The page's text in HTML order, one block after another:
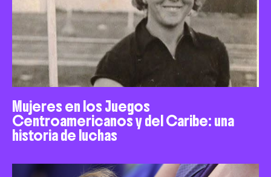
Mujeres en los Juegos
Centroamericanos y del Caribe: una
historia de luchas